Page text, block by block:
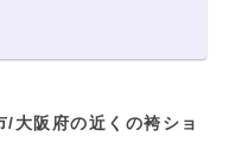
大阪府の近くの袴ショ